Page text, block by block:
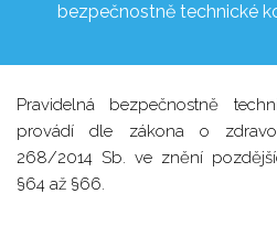
bezpečnostně technické
Pravidelná bezpečnostně
provádí dle zákona o
268/2014 Sb. ve znění
§64 až §66.